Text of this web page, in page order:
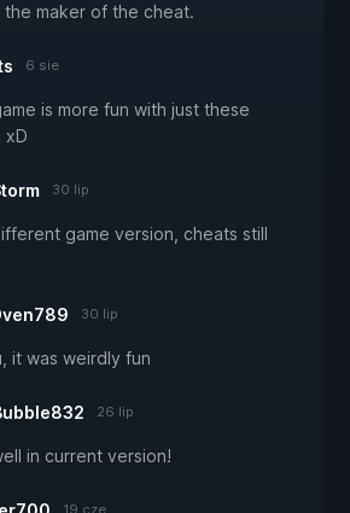
maker of the cheat.
6 sie
is more fun with just these
xD
30 lip
game version, cheats still
30 lip
it was weirdly fun
26 lip
in current version!